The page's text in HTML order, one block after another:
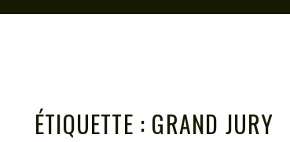
ÉTIQUETTE : GRAND JURY